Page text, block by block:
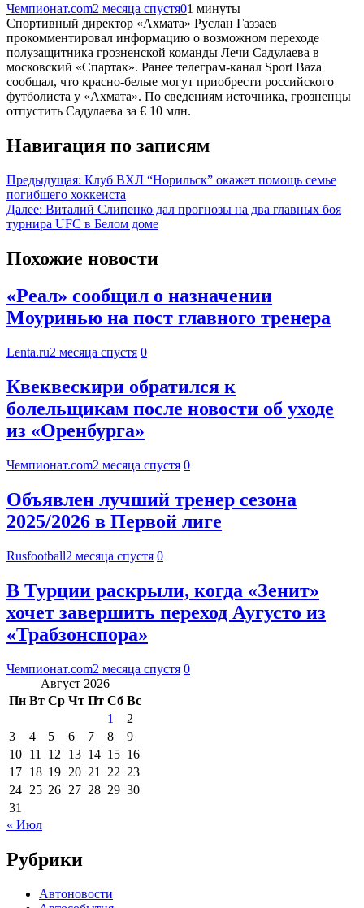
Чемпионат.com2 месяца спустя01 минуты
Спортивный директор «Ахмата» Руслан Газзаев
прокомментировал информацию о возможном переходе
полузащитника грозненской команды Лечи Садулаева в
московский «Спартак». Ранее телеграм-канал Sport Baza
сообщал, что красно-белые могут приобрести российского
футболиста у «Ахмата». По сведениям источника, грозненцы
отпустить Садулаева за € 10 млн.
Навигация по записям
Предыдущая: Клуб ВХЛ “Норильск” окажет помощь семье
погибшего хоккеиста
Далее: Виталий Слипенко дал прогнозы на два главных боя
турнира UFC в Белом доме
Похожие новости
«Реал» сообщил о назначении
Моуринью на пост главного тренера
Lenta.ru2 месяца спустя 0
Квеквескири обратился к
болельщикам после новости об уходе
из «Оренбурга»
Чемпионат.com2 месяца спустя 0
Объявлен лучший тренер сезона
2025/2026 в Первой лиге
Rusfootball2 месяца спустя 0
В Турции раскрыли, когда «Зенит»
хочет завершить переход Аугусто из
«Трабзонспора»
Чемпионат.com2 месяца спустя 0
Август 2026
Пн Вт Ср Чт Пт Сб Вс
1
2
3
4 5 6 7 8
9
10 11 12 13 14 15 16
17 18 19 20 21 22 23
24 25 26 27 28 29 30
31
« Июл
Рубрики
Автоновости